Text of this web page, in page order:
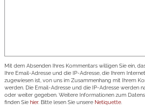
Mit dem Absenden Ihres Kommentars willigen Sie ein,
Ihre Email-Adresse und die IP-Adresse, die Ihrem
zugewiesen ist, von uns im Zusammenhang mit Ihrem
werden. Die Email-Adresse und die IP-Adresse werden
oder weiter gegeben. Weitere Informationen zum
finden Sie hier. Bitte lesen Sie unsere Netiquette.